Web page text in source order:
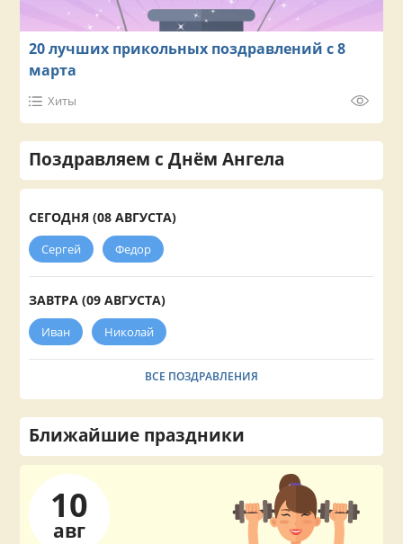
20 лучших прикольных поздравлений с 8
марта
Хиты
Поздравляем с Днём Ангела
СЕГОДНЯ (08 АВГУСТА)
Сергей Федор
ЗАВТРА (09 АВГУСТА)
Иван Николай
ВСЕ ПОЗДРАВЛЕНИЯ
Ближайшие праздники
10
авг